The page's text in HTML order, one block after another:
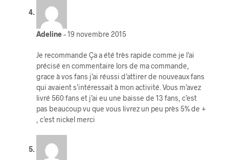
Adeline–19 novembre 2015
Je recommande Ça a été très rapide comme je l’ai
précisé en commentaire lors de ma commande,
grace à vos fans j’ai réussi d’attirer de nouveaux fans
qui avaient s’intéressait à mon activité. Vous m’avez
livré 560 fans et j’ai eu une baisse de 13 fans, c’est
pas beaucoup vu que vous livrez un peu près 5% de +
, c’est nickel merci